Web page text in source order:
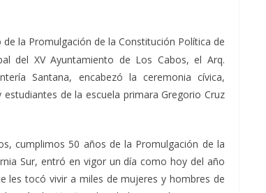
la Promulgación de la Constitución Política de
del XV Ayuntamiento de Los Cabos, el Arq.
Santana, encabezó la ceremonia cívica,
de la escuela primara Gregorio Cruz
cumplimos 50 años de la Promulgación de la
Sur, entró en vigor un día como hoy del año
les tocó vivir a miles de mujeres y hombres de